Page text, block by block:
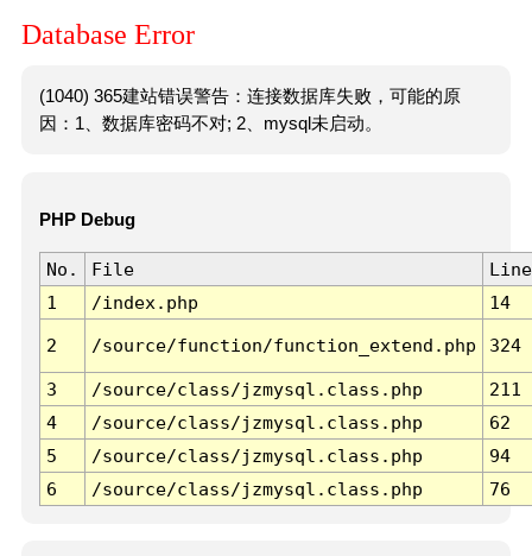
Database Error
(1040) 365建站错误警告：连接数据库失败，可能的原
因：1、数据库密码不对; 2、mysql未启动。
PHP Debug
No. File
Line
1
/index.php 14
2 /source/function/function_extend.php 324
3 /source/class/jzmysql.class.php
211
4
/source/class/jzmysql.class.php
62
5
/source/class/jzmysql.class.php
94
6
/source/class/jzmysql.class.php 76